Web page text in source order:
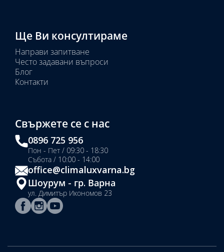
Ще Ви консултираме
Направи запитване
Често задавани въпроси
Блог
Контакти
Свържете се с нас
0896 725 956
Пон - Пет / 09:30 - 18:30
Събота / 10:00 - 14:00
office@climaluxvarna.bg
Шоурум - гр. Варна
ул. Димитър Икономов 23